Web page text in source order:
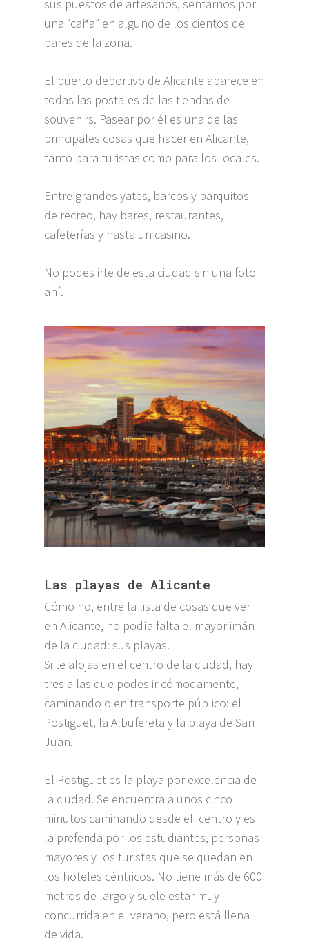
sus puestos de artesanos, sentarnos por
una “caña” en alguno de los cientos de
bares de la zona.
El puerto deportivo de Alicante aparece en
todas las postales de las tiendas de
souvenirs. Pasear por él es una de las
principales cosas que hacer en Alicante,
tanto para turistas como para los locales.
Entre grandes yates, barcos y barquitos
de recreo, hay bares, restaurantes,
cafeterías y hasta un casino.
No podes irte de esta ciudad sin una foto
ahí.
Las playas de Alicante
Cómo no, entre la lista de cosas que ver
en Alicante, no podía falta el mayor imán
de la ciudad: sus playas.
Si te alojas en el centro de la ciudad, hay
tres a las que podes ir cómodamente,
caminando o en transporte público: el
Postiguet, la Albufereta y la playa de San
Juan.
El Postiguet es la playa por excelencia de
la ciudad. Se encuentra a unos cinco
minutos caminando desde el centro y es
la preferida por los estudiantes, personas
mayores y los turistas que se quedan en
los hoteles céntricos. No tiene más de 600
metros de largo y suele estar muy
concurrida en el verano, pero está llena
de vida.